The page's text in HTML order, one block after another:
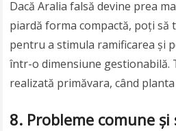
Dacă Aralia falsă devine prea
piardă forma compactă, poți
pentru a stimula ramificarea și
într-o dimensiune gestionabilă.
realizată primăvara, când planta
8. Probleme comune